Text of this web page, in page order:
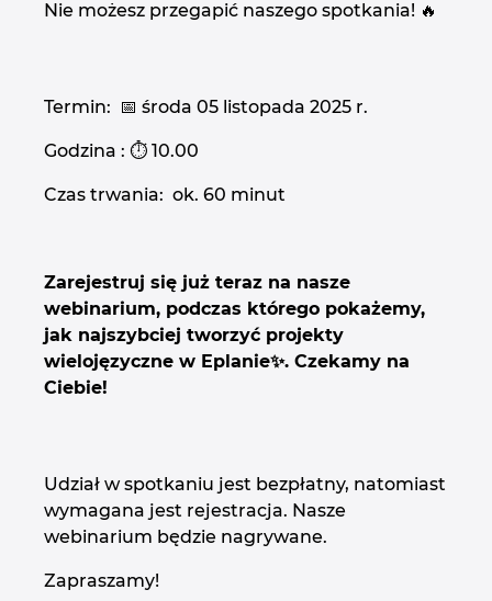
Nie możesz przegapić naszego spotkania! 🔥
Termin: 📅 środa 05 listopada 2025 r.
Godzina : ⏱️ 10.00
Czas trwania: ok. 60 minut
Zarejestruj się już teraz na nasze
webinarium, podczas którego pokażemy,
jak najszybciej tworzyć projekty
wielojęzyczne w Eplanie✨. Czekamy na
Ciebie!
Udział w spotkaniu jest bezpłatny, natomiast
wymagana jest rejestracja. Nasze
webinarium będzie nagrywane.
Zapraszamy!
Hiszpania
Izrael
Japonia
Korea Południowa
Litwa